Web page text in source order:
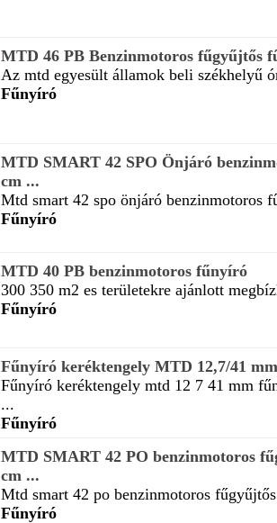
MTD 46 PB Benzinmotoros fűgyűjtős
Az mtd egyesült államok beli székhelyű
Fűnyíró
MTD SMART 42 SPO Önjáró
cm ...
Mtd smart 42 spo önjáró benzinmotoros
Fűnyíró
MTD 40 PB benzinmotoros fűnyíró
300 350 m2 es területekre ajánlott
Fűnyíró
Fűnyíró keréktengely MTD 12,7/41
Fűnyíró keréktengely mtd 12 7 41 mm
...
Fűnyíró
MTD SMART 42 PO benzinmotoros
cm ...
Mtd smart 42 po benzinmotoros
Fűnyíró